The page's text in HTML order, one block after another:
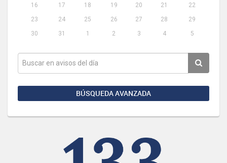
16
17 18 19 20 21
22
23
24 25 26 27 28
29
30
31 1 2 3 4 5
BÚSQUEDA AVANZADA